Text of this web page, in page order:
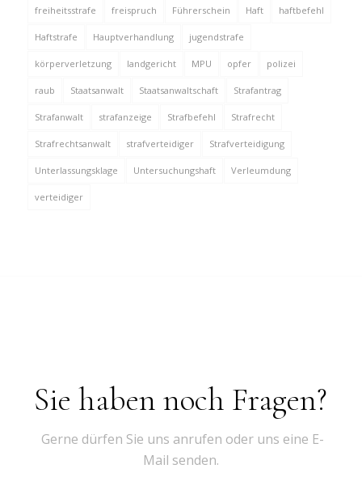
freiheitsstrafe freispruch Führerschein Haft haftbefehl
Haftstrafe Hauptverhandlung jugendstrafe
körperverletzung landgericht MPU opfer polizei
raub Staatsanwalt Staatsanwaltschaft Strafantrag
Strafanwalt strafanzeige Strafbefehl Strafrecht
Strafrechtsanwalt strafverteidiger Strafverteidigung
Unterlassungsklage Untersuchungshaft Verleumdung
verteidiger
Sie haben noch Fragen?
Gerne dürfen Sie uns anrufen oder uns eine E-
Mail senden.